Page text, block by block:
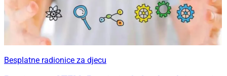
Besplatne radionice za djecu